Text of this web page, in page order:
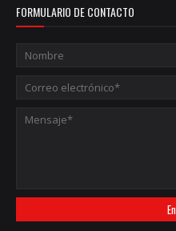
FORMULARIO DE CONTACTO